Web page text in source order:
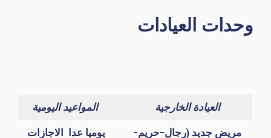
وحدات العيادات
العيادة الخارجية
المواعيد اليومية
مريض جديد (رجال-حريم-
يوميا عدا الاجازات